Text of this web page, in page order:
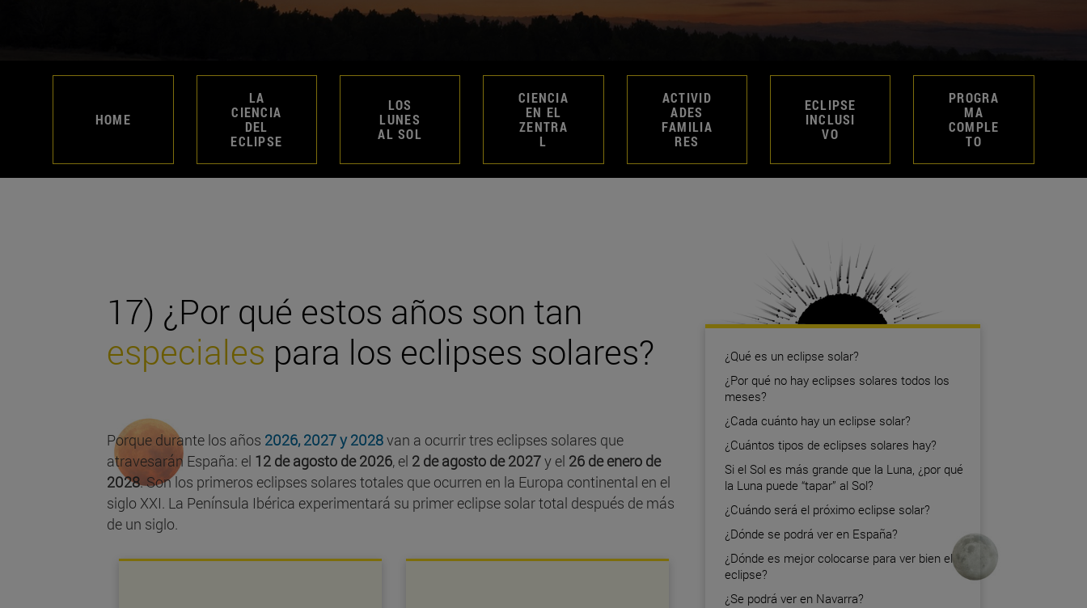
HOME
LA
CIENCIA
DEL
ECLIPSE
LOS
LUNES
AL SOL
CIENCIA
EN EL
ZENTRA
L
ACTIVID
ADES
FAMILIA
RES
ECLIPSE
INCLUSI
VO
PROGRA
MA
COMPLE
TO
17) ¿Por qué estos años son tan
especiales para los eclipses solares?
Porque durante los años 2026, 2027 y 2028van a ocurrir tres eclipses solares que
atravesarán España: el 12 de agosto de 2026, el 2 de agosto de 2027y el 26 de enero de
2028. Son los primeros eclipses solares totales que ocurren en la Europa continental en el
siglo XXI. La Península Ibérica experimentará su primer eclipse solar total después de más
de un siglo.
¿Qué es un eclipse solar?
¿Por qué no hay eclipses solares todos los
meses?
¿Cada cuánto hay un eclipse solar?
¿Cuántos tipos de eclipses solares hay?
Si el Sol es más grande que la Luna, ¿por qué
la Luna puede “tapar” al Sol?
¿Cuándo será el próximo eclipse solar?
¿Dónde se podrá ver en España?
¿Dónde es mejor colocarse para ver bien el
eclipse?
¿Se podrá ver en Navarra?